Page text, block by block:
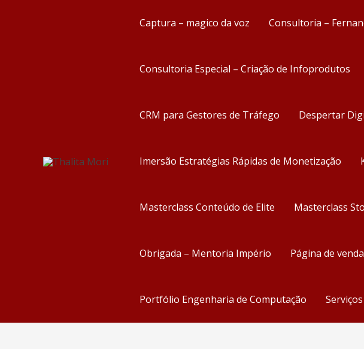
Captura – magico da voz Consultoria –
Consultoria Especial – Criação de Infoprodutos
CRM para Gestores de Tráfego Despertar
Imersão Estratégias Rápidas de Monetização
Masterclass Conteúdo de Elite Masterclass
Obrigada – Mentoria Império Página de
Portfólio Engenharia de Computação Serviços